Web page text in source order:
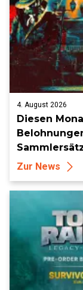
4. August 2026
Diesen
Zur News